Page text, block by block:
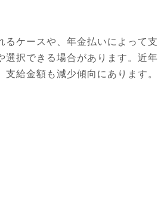
ケースや、年金払いによって支
選択できる場合があります。近年
給金額も減少傾向にあります。